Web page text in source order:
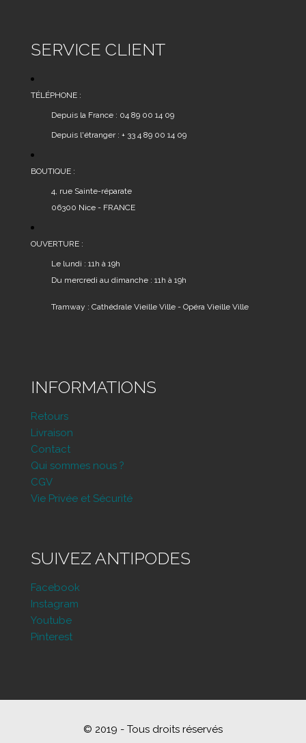
SERVICE CLIENT
TÉLÉPHONE :
Depuis la France : 04 89 00 14 09
Depuis l'étranger : + 33 4 89 00 14 09
BOUTIQUE :
4, rue Sainte-réparate
06300 Nice - FRANCE
OUVERTURE :
Le lundi : 11h à 19h
Du mercredi au dimanche : 11h à 19h
Tramway : Cathédrale Vieille Ville - Opéra Vieille Ville
INFORMATIONS
Retours
Livraison
Contact
Qui sommes nous ?
CGV
Vie Privée et Sécurité
SUIVEZ ANTIPODES
Facebook
Instagram
Youtube
Pinterest
© 2019 - Tous droits réservés